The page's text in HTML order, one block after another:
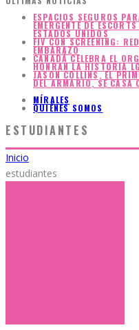
ESPACIOS SEGUROS
EMERGENTE DE
ESTADOS UNIDOS
FIV CON SCREENING:
EMBARAZO
CANADÁ CELEBRA EL
HONRAN LA HISTORIA
JASON COLLINS, EL
DEL ARMARIO, SE CASA
MÍRALES
QUIÉNES SOMOS
ESTUDIANTES
Inicio
estudiantes